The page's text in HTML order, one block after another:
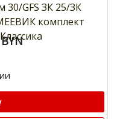
GFS ЗК 25/ЗК
комплект
BYN